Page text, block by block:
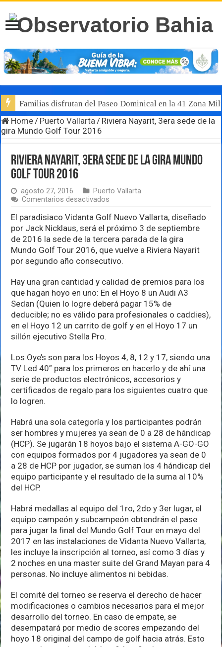
Familias disfrutan del Paseo Dominical en la 41 Zona
Home / Puerto Vallarta / Riviera Nayarit, 3era sede de la
gira Mundo Golf Tour 2016
Riviera Nayarit, 3era sede de la gira Mundo
Golf Tour 2016
agosto 27, 2016
Puerto Vallarta
Comentarios desactivados
Nayarit,
3era
sede
de
la
gira
Mundo
Tour
2016
El paradisiaco Vidanta Golf Nuevo Vallarta, diseñado
por Jack Nicklaus, será el próximo 3 de septiembre
de 2016 la sede de la tercera parada de la gira
Mundo Golf Tour 2016, que vuelve a Riviera Nayarit
por segundo año consecutivo.
Hay una gran cantidad y calidad de premios para los
que hagan hoyo en uno: En el Hoyo 8 un Audi A3
Sedan (Quien lo logre deberá pagar 15% de
deducible; no es válido para profesionales o caddies),
en el Hoyo 12 un carrito de golf y en el Hoyo 17 un
sillón ejecutivo Stella Pro.
Los Oye’s son para los Hoyos 4, 8, 12 y 17, siendo una
TV Led 40” para los primeros en hacerlo y de ahí una
serie de productos electrónicos, accesorios y
certificados de regalo para los siguientes cuatro que
lo logren.
Habrá una sola categoría y los participantes podrán
ser hombres y mujeres ya sean de 0 a 28 de hándicap
(HCP). Se jugarán 18 hoyos bajo el sistema A-GO-GO
con equipos formados por 4 jugadores ya sean de 0
a 28 de HCP por jugador, se suman los 4 hándicap del
equipo participante y el resultado de la suma al 10%
del HCP.
Habrá medallas al equipo del 1ro, 2do y 3er lugar, el
equipo campeón y subcampeón obtendrán el pase
para jugar la final del Mundo Golf Tour en mayo del
2017 en las instalaciones de Vidanta Nuevo Vallarta,
les incluye la inscripción al torneo, así como 3 días y
2 noches en una master suite del Grand Mayan para 4
personas. No incluye alimentos ni bebidas.
El comité del torneo se reserva el derecho de hacer
modificaciones o cambios necesarios para el mejor
desarrollo del torneo. En caso de empate, se
desempatará por medio de scores empezando del
hoyo 18 original del campo de golf hacia atrás. Esto